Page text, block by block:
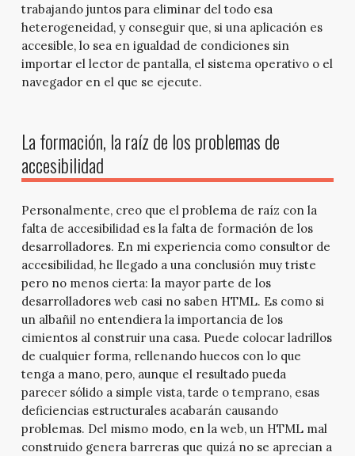
trabajando juntos para eliminar del todo esa
heterogeneidad, y conseguir que, si una aplicación es
accesible, lo sea en igualdad de condiciones sin
importar el lector de pantalla, el sistema operativo o el
navegador en el que se ejecute.
La formación, la raíz de los problemas de
accesibilidad
Personalmente, creo que el problema de raíz con la
falta de accesibilidad es la falta de formación de los
desarrolladores. En mi experiencia como consultor de
accesibilidad, he llegado a una conclusión muy triste
pero no menos cierta: la mayor parte de los
desarrolladores web casi no saben HTML. Es como si
un albañil no entendiera la importancia de los
cimientos al construir una casa. Puede colocar ladrillos
de cualquier forma, rellenando huecos con lo que
tenga a mano, pero, aunque el resultado pueda
parecer sólido a simple vista, tarde o temprano, esas
deficiencias estructurales acabarán causando
problemas. Del mismo modo, en la web, un HTML mal
construido genera barreras que quizá no se aprecian a